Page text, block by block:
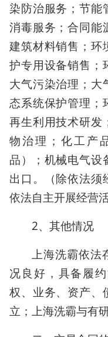
染防治服务；节能
消毒服务；合同能
建筑材料销售；环
护专用设备销售；
大气污染治理；大
态系统保护管理；
再生利用技术研发
物治理；化工产
品）；机械电气设
出口。（除依法须
依法自主开展经营活
2、其他情况
上海洗霸依法
况良好，具备履
权、业务、资产、
立；上海洗霸与有